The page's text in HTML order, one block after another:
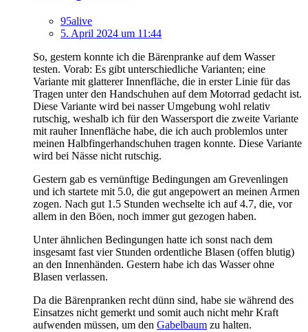
95alive
5. April 2024 um 11:44
So, gestern konnte ich die Bärenpranke auf dem Wasser
testen. Vorab: Es gibt unterschiedliche Varianten; eine
Variante mit glatterer Innenfläche, die in erster Linie für das
Tragen unter den Handschuhen auf dem Motorrad gedacht ist.
Diese Variante wird bei nasser Umgebung wohl relativ
rutschig, weshalb ich für den Wassersport die zweite Variante
mit rauher Innenfläche habe, die ich auch problemlos unter
meinen Halbfingerhandschuhen tragen konnte. Diese Variante
wird bei Nässe nicht rutschig.
Gestern gab es vernünftige Bedingungen am Grevenlingen
und ich startete mit 5.0, die gut angepowert an meinen Armen
zogen. Nach gut 1.5 Stunden wechselte ich auf 4.7, die, vor
allem in den Böen, noch immer gut gezogen haben.
Unter ähnlichen Bedingungen hatte ich sonst nach dem
insgesamt fast vier Stunden ordentliche Blasen (offen blutig)
an den Innenhänden. Gestern habe ich das Wasser ohne
Blasen verlassen.
Da die Bärenpranken recht dünn sind, habe sie während des
Einsatzes nicht gemerkt und somit auch nicht mehr Kraft
aufwenden müssen, um den Gabelbaum zu halten.